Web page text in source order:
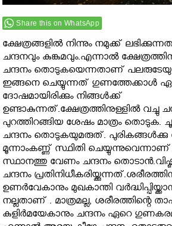
Share this on WhatsApp
ക്ഷേത്രങ്ങളില്‍ നിന്നും നമുക്ക്
ചന്ദനവും കുങ്കുമവും.എന്നാൽ
ചന്ദനം തൊടുകയെന്നതാണ്
ഇങ്ങനെ ചെയ്യുന്നത് ഗുണത്തേക്കാൾ
ദോഷമായിരിക്കും നിങ്ങൾക്ക്
ഉണ്ടാകുന്നത്.ക്ഷേത്രത്തിനുള്ളില്‍ വച്ചു
പുറത്തിറങ്ങിയ ശേഷം മാത്രം
ചന്ദനം തൊടുകയുമരുത്. പുരികങ്ങള്‍ക്കു
മൂന്നാംകണ്ണ് സ്ഥിതി
സ്ഥാനത്തു വേണം ചന്ദനം
ചന്ദനം
ഉണര്‍വേകാനും മുഖകാന്തി
നല്ലതാണ് . മാത്രമല്ല, ശരീരത്തിന്റെ
കുളിര്‍മയേകാനും ചന്ദനം ഏറെ